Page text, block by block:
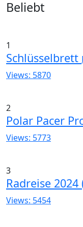
Widgets
Beliebt
1
Schlüsselbrett
Views: 5870
2
Polar Pacer
Views: 5773
3
Radreise 2024
Views: 5454